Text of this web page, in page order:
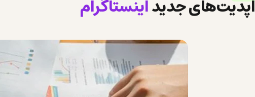
آپدیت‌های جدیداینستاگرام